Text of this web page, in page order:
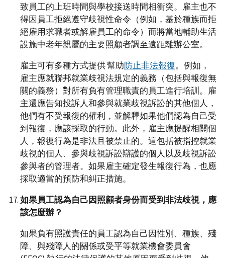
致員工的上班時間與學校接送時間相衝突。雇主也不
得因員工拒絕遵守歧視性命令（例如，基於種族而拒
絕雇用求職者或解雇員工的命令）而將當地輔助生活
設施中老年親屬的主要照顧者調至遠距離辦公室。
雇主可有多種方式提供 幫助防止非法報復。例如，
雇主應就聯邦就業歧視法規定的義務（包括與報復無
關的義務）對所有負有管理職責的員工進行培訓。雇
主還應告知投訴人和參與就業歧視訴訟的其他個人，
他們有不受報復的權利，並解釋如果他們認為自己受
到報復，應該採取的行動。此外，雇主應提醒相關個
人，報復行為是非法且被禁止的。這包括被指控就業
歧視的個人、參與歧視訴訟辯護的個人以及歧視訴訟
參與者的管理者。如果雇主確定發生報復行為，也應
採取適當的預防和糾正措施。
如果員工認為自己因照顧者身份而受到非法歧視，應
該怎麼辦？
如果負有照護責任的員工認為自己因性別、種族、殘
障、與殘障人的關係或受平等就業機會委員會